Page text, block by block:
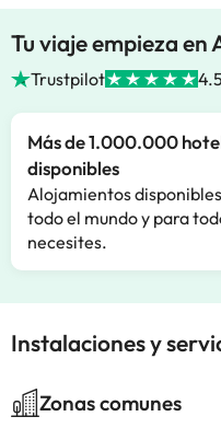
Tu viaje empieza en
Trustpilot
Más de 1.000.000
disponibles
Alojamientos
todo el mundo y para
necesites.
Instalaciones y
Zonas comunes